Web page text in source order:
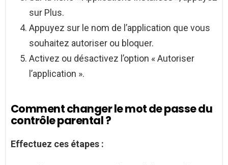
sur Plus.
Appuyez sur le nom de l’application que vous
souhaitez autoriser ou bloquer.
Activez ou désactivez l’option « Autoriser
l’application ».
Comment changer le mot de passe du
contrôle parental ?
Effectuez ces étapes :